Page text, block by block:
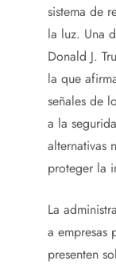
sistema de
la luz. Una
Donald J.
la que
señales de
a la
alternativas
proteger la
La
a empresas
presenten